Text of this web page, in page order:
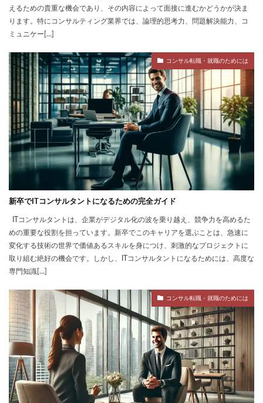
えるための貴重な機会であり、その内容によって面接に進むかどうかが決ま
ります。特にコンサルティング業界では、論理的思考力、問題解決能力、コ
ミュニケー[…]
コンサル転職・就職のためには
新卒でITコンサルタントになるための完全ガイド
ITコンサルタントは、企業がデジタル化の波を乗り越え、競争力を高めるた
めの重要な役割を担っています。新卒でこのキャリアを選ぶことは、急速に
変化する技術の世界で価値あるスキルを身につけ、刺激的なプロジェクトに
取り組む絶好の機会です。しかし、ITコンサルタントになるためには、高度な
専門知識[…]
コンサル転職・就職のためには